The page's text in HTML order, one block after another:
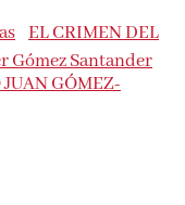
EL CRIMEN DEL
Gómez Santander
GÓMEZ-